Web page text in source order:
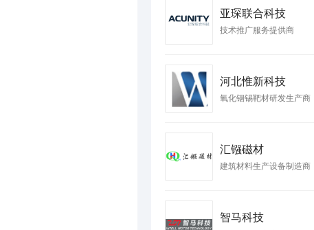
亚琛联合科技
技术推广服务提供商
河北惟新科技
氧化铟锡靶材研发生产商
汇镪磁材
建筑材料生产设备制造商
智马科技